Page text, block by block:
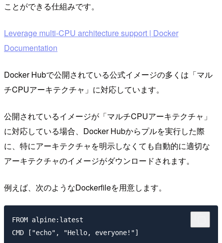
ことができる仕組みです。
Leverage multi-CPU architecture support | Docker
Documentation
Docker Hubで公開されている公式イメージの多くは「マル
チCPUアーキテクチャ」に対応しています。
公開されているイメージが「マルチCPUアーキテクチャ」
に対応している場合、Docker Hubからプルを実行した際
に、特にアーキテクチャを明示しなくても自動的に適切な
アーキテクチャのイメージがダウンロードされます。
例えば、次のようなDockerfileを用意します。
FROM alpine:latest